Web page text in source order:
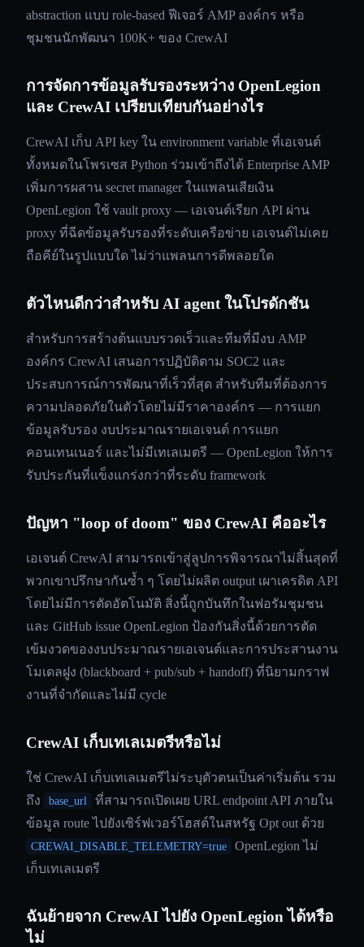
abstraction แบบ role-based ฟีเจอร์ AMP องค์กร หรือ
ชุมชนนักพัฒนา 100K+ ของ CrewAI
การจัดการข้อมูลรับรองระหว่าง OpenLegion
และ CrewAI เปรียบเทียบกันอย่างไร
CrewAI เก็บ API key ใน environment variable ที่เอเจนต์
ทั้งหมดในโพรเซส Python ร่วมเข้าถึงได้ Enterprise AMP
เพิ่มการผสาน secret manager ในแพลนเสียเงิน
OpenLegion ใช้ vault proxy — เอเจนต์เรียก API ผ่าน
proxy ที่ฉีดข้อมูลรับรองที่ระดับเครือข่าย เอเจนต์ไม่เคย
ถือคีย์ในรูปแบบใด ไม่ว่าแพลนการดีพลอยใด
ตัวไหนดีกว่าสำหรับ AI agent ในโปรดักชัน
สำหรับการสร้างต้นแบบรวดเร็วและทีมที่มีงบ AMP
องค์กร CrewAI เสนอการปฏิบัติตาม SOC2 และ
ประสบการณ์การพัฒนาที่เร็วที่สุด สำหรับทีมที่ต้องการ
ความปลอดภัยในตัวโดยไม่มีราคาองค์กร — การแยก
ข้อมูลรับรอง งบประมาณรายเอเจนต์ การแยก
คอนเทนเนอร์ และไม่มีเทเลเมตรี — OpenLegion ให้การ
รับประกันที่แข็งแกร่งกว่าที่ระดับ framework
ปัญหา "loop of doom" ของ CrewAI คืออะไร
เอเจนต์ CrewAI สามารถเข้าสู่ลูปการพิจารณาไม่สิ้นสุดที่
พวกเขาปรึกษากันซ้ำ ๆ โดยไม่ผลิต output เผาเครดิต API
โดยไม่มีการตัดอัตโนมัติ สิ่งนี้ถูกบันทึกในฟอรัมชุมชน
และ GitHub issue OpenLegion ป้องกันสิ่งนี้ด้วยการตัด
เข้มงวดของงบประมาณรายเอเจนต์และการประสานงาน
โมเดลฝูง (blackboard + pub/sub + handoff) ที่นิยามกราฟ
งานที่จำกัดและไม่มี cycle
CrewAI เก็บเทเลเมตรีหรือไม่
ใช่ CrewAI เก็บเทเลเมตรีไม่ระบุตัวตนเป็นค่าเริ่มต้น รวม
ถึง
base_url
ที่สามารถเปิดเผย URL endpoint API ภายใน
ข้อมูล route ไปยังเซิร์ฟเวอร์โฮสต์ในสหรัฐ Opt out ด้วย
CREWAI_DISABLE_TELEMETRY=true
OpenLegion ไม่
เก็บเทเลเมตรี
ฉันย้ายจาก CrewAI ไปยัง OpenLegion ได้หรือ
ไม่